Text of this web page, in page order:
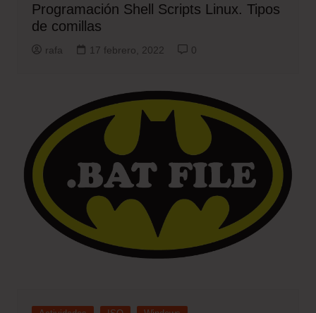
Programación Shell Scripts Linux. Tipos
de comillas
rafa 17 febrero, 2022 0